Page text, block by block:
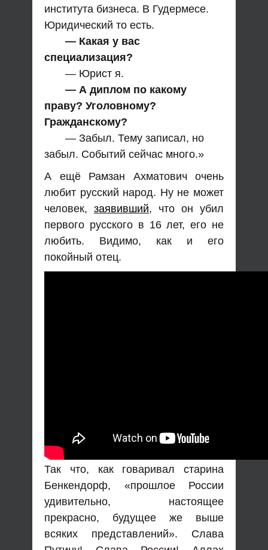
института бизнеса. В Гудермесе.
Юридический то есть.
— Какая у вас
специализация?
— Юрист я.
— А диплом по какому
праву? Уголовному?
Гражданскому?
— Забыл. Тему записал, но
забыл. Событий сейчас много.»
А ещё Рамзан Ахматович очень
любит русский народ. Ну не может
человек, заявивший, что он убил
первого русского в 16 лет, его не
любить. Видимо, как и его
покойный отец.
Так что, как говаривал старина
Бенкендорф, «прошлое России
удивительно, настоящее
прекрасно, будущее же выше
всяких представлений». Слава